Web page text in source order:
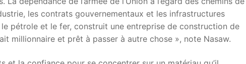
les contrats gouvernementaux et les infrastructures
pétrole et le fer, construit une entreprise de construction de
millionnaire et prêt à passer à autre chose », note Nasaw.